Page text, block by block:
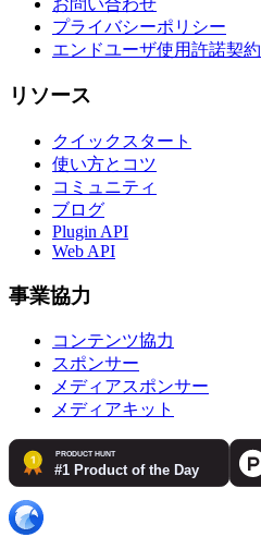
プライバシーポリシー
エンドユーザ使用許諾契約
リソース
クイックスタート
使い方とコツ
コミュニティ
ブログ
Plugin API
Web API
事業協力
コンテンツ協力
スポンサー
メディアスポンサー
メディアキット